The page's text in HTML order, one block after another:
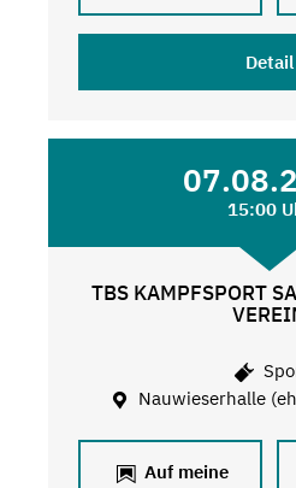
Detail
15:00
TBS KAMPFSPORT
Nauwieserhalle
Auf meine